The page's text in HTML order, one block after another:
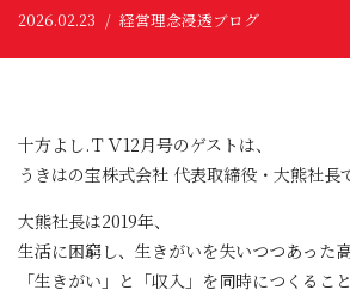
キ
2026.02.23 経営理念浸透ブログ
十方よし.ＴＶ12月号のゲストは、
うきはの宝株式会社 代表取締役・大熊社長
大熊社長は2019年、
生活に困窮し、生きがいを失いつつあった
「生きがい」と「収入」を同時につくるこ